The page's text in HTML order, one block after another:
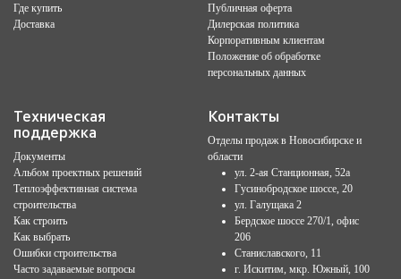
Где купить
Доставка
Публичная оферта
Дилерская политика
Корпоративным клиентам
Положение об обработке
персональных данных
Техническая
поддержка
Документы
Альбом проектных решений
Теплоэффективная система
строительства
Как строить
Как выбрать
Ошибки строительства
Часто задаваемые вопросы
Контакты
Отделы продаж в Новосибирске и
области
ул. 2-ая Станционная, 52а
Гусинобродское шоссе, 20
ул. Галущака 2
Бердское шоссе 270/1, офис
206
Станиславского, 11
г. Искитим, мкр. Южный, 100